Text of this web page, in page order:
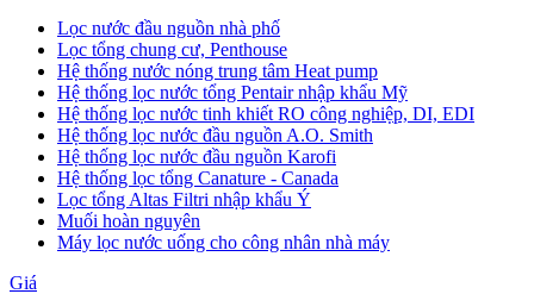
Lọc nước đầu nguồn nhà phố
Lọc tổng chung cư, Penthouse
Hệ thống nước nóng trung tâm Heat pump
Hệ thống lọc nước tổng Pentair nhập khẩu Mỹ
Hệ thống lọc nước tinh khiết RO công nghiệp, DI, EDI
Hệ thống lọc nước đầu nguồn A.O. Smith
Hệ thống lọc nước đầu nguồn Karofi
Hệ thống lọc tổng Canature - Canada
Lọc tổng Altas Filtri nhập khẩu Ý
Muối hoàn nguyên
Máy lọc nước uống cho công nhân nhà máy
Giá